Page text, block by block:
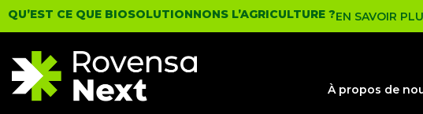
QU’EST CE QUE BIOSOLUTIONNONS L’AGRICULTURE ?EN SAVOIR
À propos de